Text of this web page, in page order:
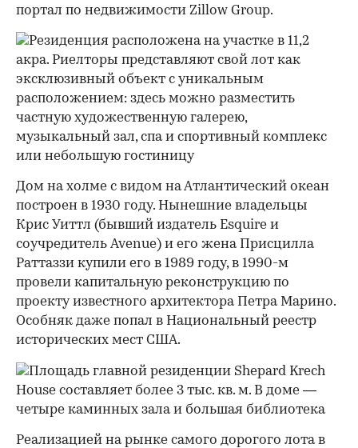
портал по недвижимости Zillow Group.
Дом на холме с видом на Атлантический океан
построен в 1930 году. Нынешние владельцы
Крис Уиттл (бывший издатель Esquire и
соучредитель Avenue) и его жена Присцилла
Раттаззи купили его в 1989 году, в 1990-м
провели капитальную реконструкцию по
проекту известного архитектора Петра Марино.
Особняк даже попал в Национальный реестр
исторических мест США.
Реализацией на рынке самого дорогого лота в